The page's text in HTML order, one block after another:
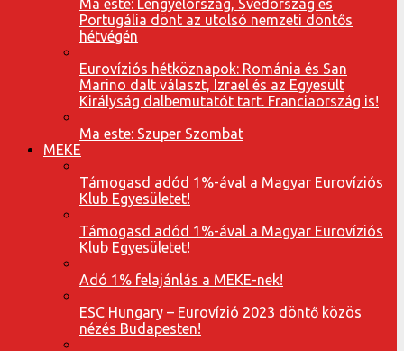
Ma este: Lengyelország, Svédország és
Portugália dönt az utolsó nemzeti döntős
hétvégén
Eurovíziós hétköznapok: Románia és San
Marino dalt választ, Izrael és az Egyesült
Királyság dalbemutatót tart. Franciaország is!
Ma este: Szuper Szombat
MEKE
Támogasd adód 1%-ával a Magyar Eurovíziós
Klub Egyesületet!
Támogasd adód 1%-ával a Magyar Eurovíziós
Klub Egyesületet!
Adó 1% felajánlás a MEKE-nek!
ESC Hungary – Eurovízió 2023 döntő közös
nézés Budapesten!